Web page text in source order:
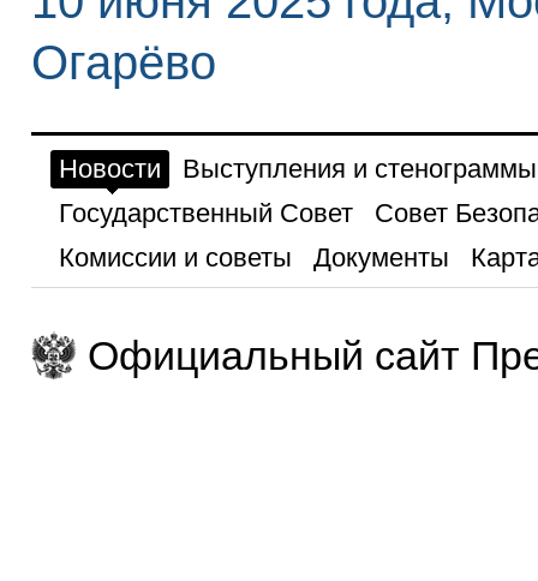
Огарёво
Новости
Выступления и стенограммы
Государственный Совет
Совет
Комиссии и советы
Документы
Официальный сайт